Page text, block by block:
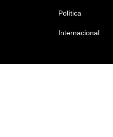
Política
Internacional